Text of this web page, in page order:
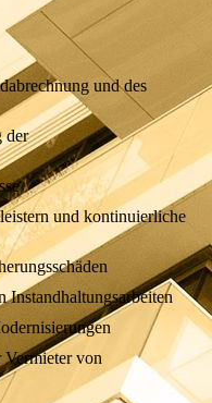
und des
der
und kontinuierliche
Instandhaltungsarbeiten
Vermieter von